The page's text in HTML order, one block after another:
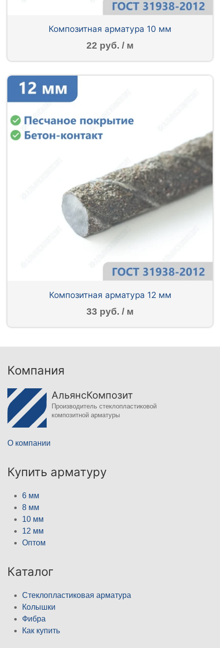
Композитная арматура 10 мм
22 руб. / м
Композитная арматура 12 мм
33 руб. / м
Компания
АльянсКомпозит
Производитель стеклопластиковой
композитной арматуры
О компании
Купить арматуру
6 мм
8 мм
10 мм
12 мм
Оптом
Каталог
Стеклопластиковая арматура
Колышки
Фибра
Как купить